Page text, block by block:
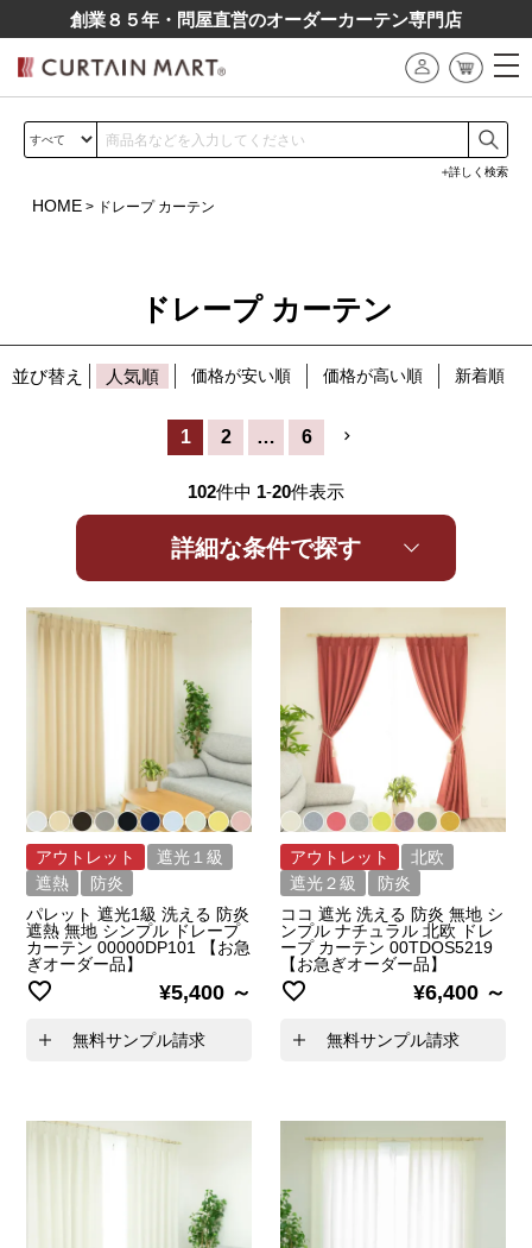
創業８５年・問屋直営のオーダーカーテン専⾨店
詳しく検索
HOME ドレープ カーテン
詳細な条件で探す
ドレープ カーテン
並び替え 人気順 価格が安い順 価格が高い順 新着順
102件中 1-20件表示
1 2 … 6
アウトレット
遮光１級
遮熱
防炎
パレット 遮光1級 洗える 防炎
遮熱 無地 シンプル ドレープ
カーテン 00000DP101 【お急
ぎオーダー品】
¥5,400
無料サンプル請求
アウトレット
北欧
遮光２級
防炎
ココ 遮光 洗える 防炎 無地 シ
ンプル ナチュラル 北欧 ドレ
ープ カーテン 00TDOS5219
【お急ぎオーダー品】
¥6,400
無料サンプル請求